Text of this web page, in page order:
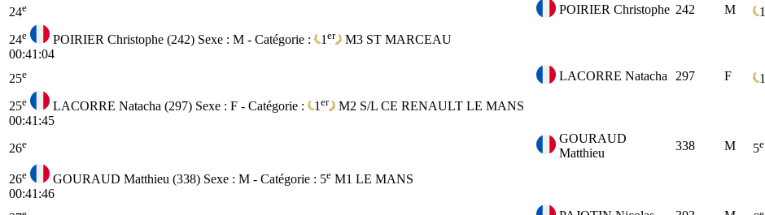
24e POIRIER Christophe 242 M 1
24e POIRIER Christophe (242) Sexe : M - Catégorie : 1 er M3 ST MARCEAU
00:41:04
25e LACORRE Natacha 297 F 1
25e LACORRE Natacha (297) Sexe : F - Catégorie : 1 er M2 S/L CE RENAULT LE MANS
00:41:45
26e
GOURAUD
Matthieu
338 M 5e
26e GOURAUD Matthieu (338) Sexe : M - Catégorie : 5e M1 LE MANS
00:41:46